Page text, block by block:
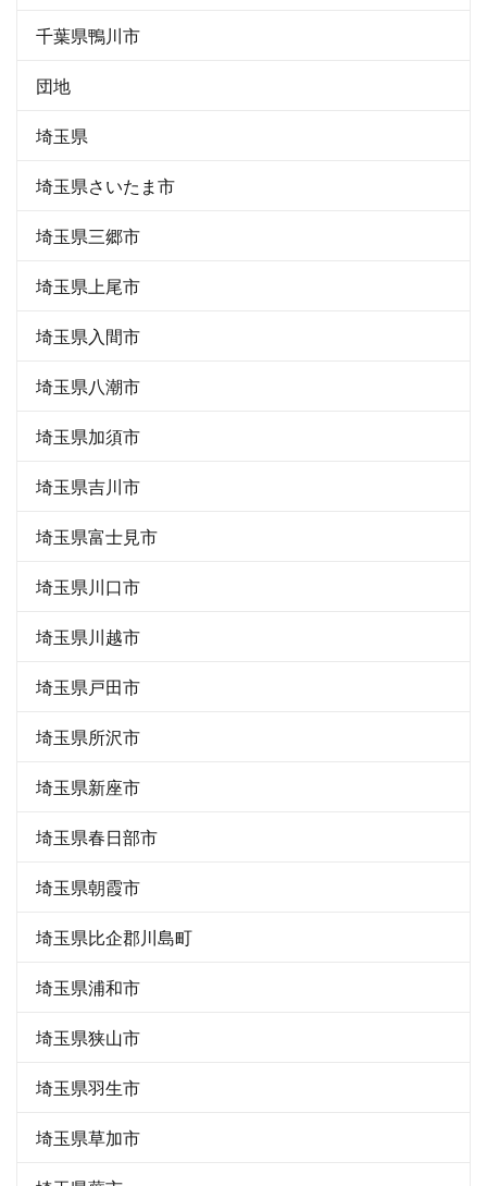
千葉県鴨川市
団地
埼玉県
埼玉県さいたま市
埼玉県三郷市
埼玉県上尾市
埼玉県入間市
埼玉県八潮市
埼玉県加須市
埼玉県吉川市
埼玉県富士見市
埼玉県川口市
埼玉県川越市
埼玉県戸田市
埼玉県所沢市
埼玉県新座市
埼玉県春日部市
埼玉県朝霞市
埼玉県比企郡川島町
埼玉県浦和市
埼玉県狭山市
埼玉県羽生市
埼玉県草加市